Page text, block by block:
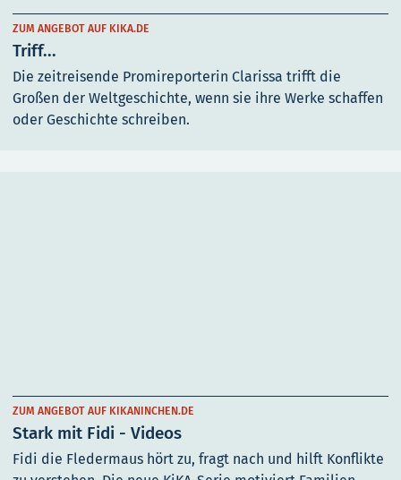
ZUM ANGEBOT AUF KIKA.DE
Triff...
Die zeitreisende Promireporterin Clarissa trifft die
Großen der Weltgeschichte, wenn sie ihre Werke schaffen
oder Geschichte schreiben.
ZUM ANGEBOT AUF KIKANINCHEN.DE
Stark mit Fidi - Videos
Fidi die Fledermaus hört zu, fragt nach und hilft Konflikte